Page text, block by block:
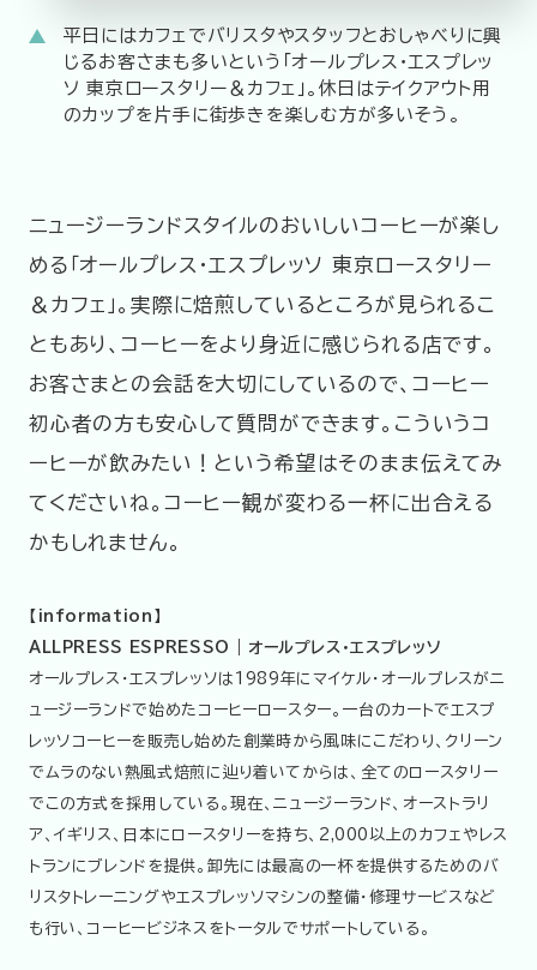
平日にはカフェでバリスタやスタッフとおしゃべりに興
じるお客さまも多いという「オールプレス・エスプレッ
ソ 東京ロースタリー＆カフェ」。休日はテイクアウト用
のカップを片手に街歩きを楽しむ方が多いそう。
ニュージーランドスタイルのおいしいコーヒーが楽し
める「オールプレス・エスプレッソ 東京ロースタリー
＆カフェ」。実際に焙煎しているところが見られるこ
ともあり、コーヒーをより身近に感じられる店です。
お客さまとの会話を大切にしているので、コーヒー
初心者の方も安心して質問ができます。こういうコ
ーヒーが飲みたい！という希望はそのまま伝えてみ
てくださいね。コーヒー観が変わる一杯に出合える
かもしれません。
【information】
ALLPRESS ESPRESSO | オールプレス・エスプレッソ
オールプレス・エスプレッソは1989年にマイケル・オールプレスがニ
ュージーランドで始めたコーヒーロースター。一台のカートでエスプ
レッソコーヒーを販売し始めた創業時から風味にこだわり、クリーン
でムラのない熱風式焙煎に辿り着いてからは、全てのロースタリー
でこの方式を採用している。現在、ニュージーランド、オーストラリ
ア、イギリス、日本にロースタリーを持ち、2,000以上のカフェやレス
トランにブレンドを提供。卸先には最高の一杯を提供するためのバ
リスタトレーニングやエスプレッソマシンの整備・修理サービスなど
も行い、コーヒービジネスをトータルでサポートしている。